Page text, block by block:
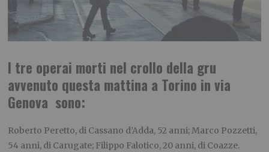
I tre operai morti nel crollo della gru
avvenuto questa mattina a Torino in via
Genova sono:
Roberto Peretto, di Cassano d’Adda, 52 anni; Marco Pozzetti,
54 anni, di Carugate; Filippo Falotico, 20 anni, di Coazze.